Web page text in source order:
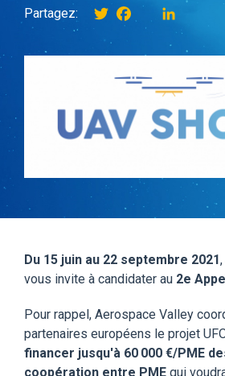
Partagez: TwitterFacebookinstagram
Du 15 juin au 22 septembre 2021
vous invite à candidater au 2e
Pour rappel, Aerospace Valley
partenaires européens le projet
financer jusqu'à 60 000 €/PME
coopération entre PME qui